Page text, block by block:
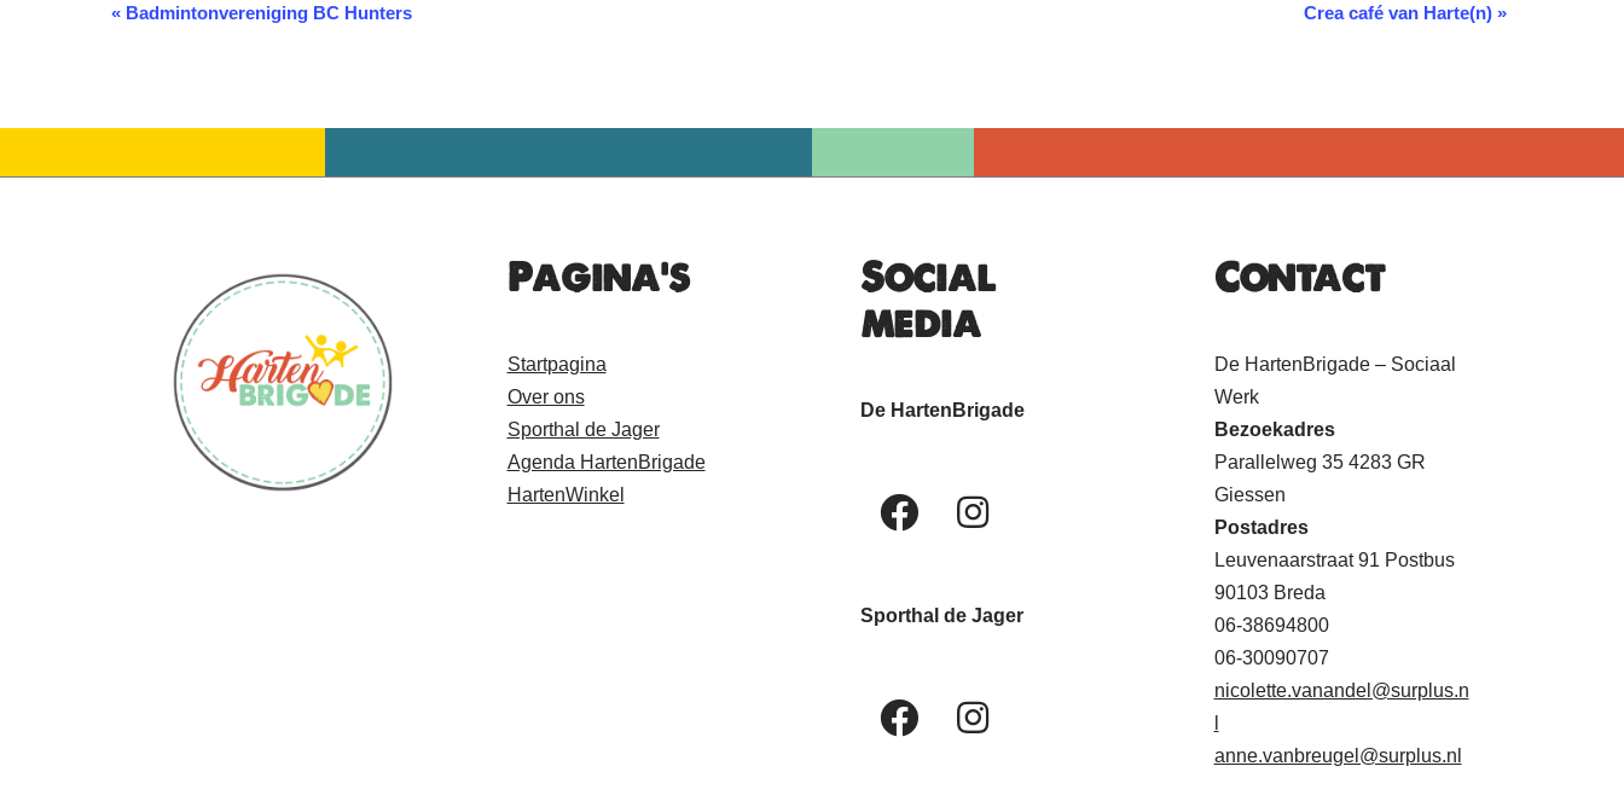
Evenement
« Badmintonvereniging BC Hunters Crea café van Harte(n) »
Pagina's
Startpagina
Over ons
Sporthal de Jager
Agenda HartenBrigade
HartenWinkel
Social
media
De HartenBrigade
Sporthal de Jager
Contact
De HartenBrigade – Sociaal
Werk
Bezoekadres
Parallelweg 35 4283 GR
Giessen
Postadres
Leuvenaarstraat 91 Postbus
90103 Breda
06-38694800
06-30090707
nicolette.vanandel@surplus.n
anne.vanbreugel@surplus.nl